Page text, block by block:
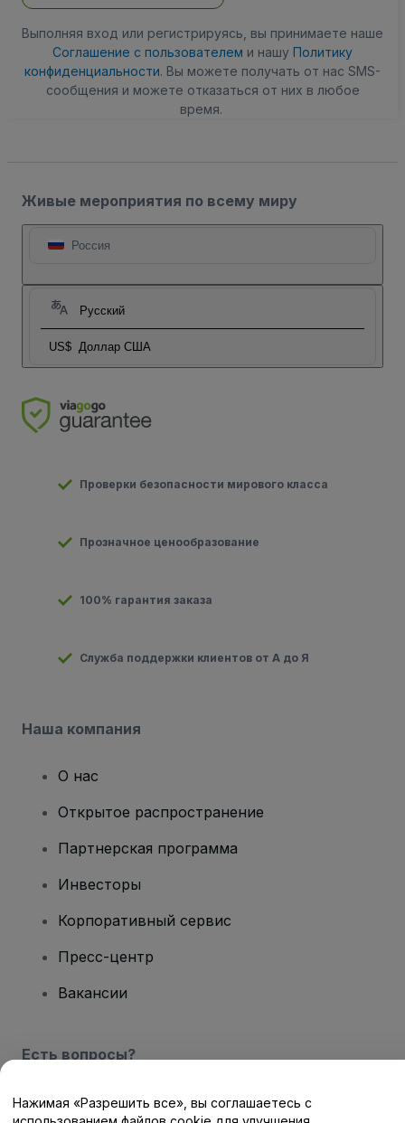
Выполняя вход или регистрируясь, вы принимаете наше
Соглашение с пользователем и нашу Политику
конфиденциальности. Вы можете получать от нас SMS-
сообщения и можете отказаться от них в любое
время.
Живые мероприятия по всему миру
Россия
Русский
US$ Доллар США
Проверки безопасности мирового класса
Прозначное ценообразование
100% гарантия заказа
Служба поддержки клиентов от А до Я
Наша компания
О нас
Открытое распространение
Партнерская программа
Инвесторы
Корпоративный сервис
Пресс-центр
Вакансии
Есть вопросы?
Центр помощи / Свяжитесь с нами
Нажимая «Разрешить все», вы соглашаетесь с